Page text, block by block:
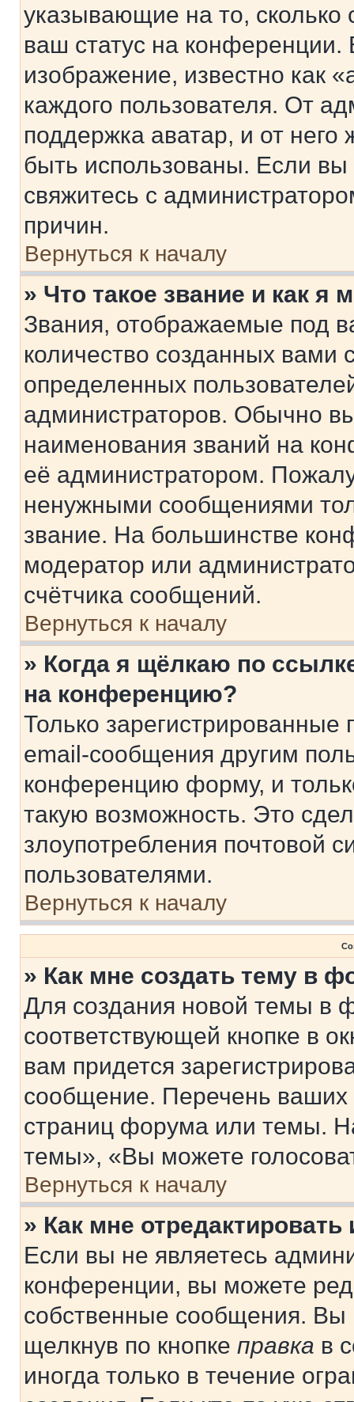
указывающие на то,
ваш статус на
изображение, известно как
каждого пользователя. От
поддержка аватар, и от него
быть использованы. Если
свяжитесь с
причин.
Вернуться к началу
» Что такое звание и как я
Звания, отображаемые под
количество созданных
определенных
администраторов. Обычно
наименования званий на
её администратором.
ненужными сообщениями
звание. На большинстве
модератор или
счётчика сообщений.
Вернуться к началу
» Когда я щёлкаю по
на конференцию?
Только зарегистрированные
email-сообщения другим
конференцию форму, и
такую возможность. Это
злоупотребления почтовой
пользователями.
Вернуться к началу
» Как мне создать тему в
Для создания новой темы в
соответствующей кнопке в
вам придется
сообщение. Перечень ваших
страниц форума или темы.
темы», «Вы можете
Вернуться к началу
» Как мне
Если вы не являетесь
конференции, вы можете
собственные сообщения. Вы
щелкнув по кнопке правка в
иногда только в течение